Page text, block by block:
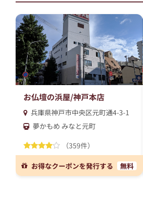
お仏壇の浜屋/神戸本店
兵庫県神戸市中央区元町通4-3-1
夢かもめ みなと元町
（359件）
お得なクーポンを発行する 無料